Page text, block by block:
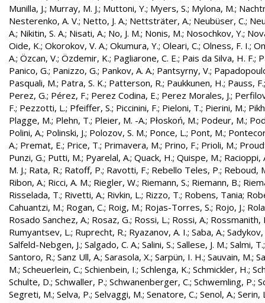
Munilla, J.; Murray, M. J.; Muttoni, Y.; Myers, S.; Mylona, M.;
Nesterenko, A. V.; Netto, J. A.; Nettsträter, A.; Neubüser, C.;
A.; Nikitin, S. A.; Nisati, A.; No, J. M.; Nonis, M.; Nosochkov, Y.;
Oide, K.; Okorokov, V. A.; Okumura, Y.; Oleari, C.; Olness, F. I.;
A.; Özcan, V.; Özdemir, K.; Pagliarone, C. E.; Pais da Silva, H. F.;
Panico, G.; Panizzo, G.; Pankov, A. A.; Pantsyrny, V.;
Pasquali, M.; Patra, S. K.; Patterson, R.; Paukkunen, H.; Pauss, F.
Perez, G.; Pérez, F.; Perez Codina, E.; Perez Morales, J.;
F.; Pezzotti, L.; Pfeiffer, S.; Piccinini, F.; Pieloni, T.; Pierini, M.;
Plagge, M.; Plehn, T.; Pleier, M. -A.; Płoskoń, M.; Podeur, M.;
Polini, A.; Polinski, J.; Polozov, S. M.; Ponce, L.; Pont, M.;
A.; Premat, E.; Price, T.; Primavera, M.; Prino, F.; Prioli, M.;
Punzi, G.; Putti, M.; Pyarelal, A.; Quack, H.; Quispe, M.; Racioppi,
M. J.; Rata, R.; Ratoff, P.; Ravotti, F.; Rebello Teles, P.; Reboud,
Ribon, A.; Ricci, A. M.; Riegler, W.; Riemann, S.; Riemann, B.;
Risselada, T.; Rivetti, A.; Rivkin, L.; Rizzo, T.; Robens, Tania;
Cahuantzi, M.; Rogan, C.; Roig, M.; Rojas-Torres, S.; Rojo, J.;
Rosado Sanchez, A.; Rosaz, G.; Rossi, L.; Rossi, A.; Rossmanith,
Rumyantsev, L.; Ruprecht, R.; Ryazanov, A. I.; Saba, A.; Sadykov,
Salfeld-Nebgen, J.; Salgado, C. A.; Salini, S.; Sallese, J. M.; Salmi, T.
Santoro, R.; Sanz Ull, A.; Sarasola, X.; Sarpün, I. H.; Sauvain, M.;
M.; Scheuerlein, C.; Schienbein, I.; Schlenga, K.; Schmickler, H.;
Schulte, D.; Schwaller, P.; Schwanenberger, C.; Schwemling, P.;
Segreti, M.; Selva, P.; Selvaggi, M.; Senatore, C.; Senol, A.; Serin,